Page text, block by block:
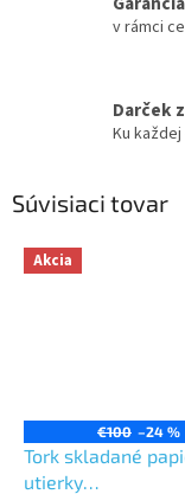
v rámci
Darček
Ku
Súvisiaci tovar
Akcia
€100 –24 %
Tork skladané
utierky